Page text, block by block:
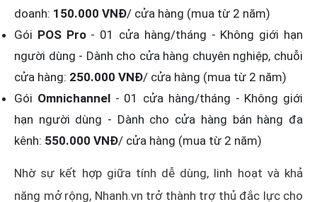
doanh: 150.000 VNĐ/ cửa hàng (mua từ 2 năm)
Gói POS Pro - 01 cửa hàng/tháng - Không giới hạn
người dùng - Dành cho cửa hàng chuyên nghiệp, chuỗi
cửa hàng: 250.000 VNĐ/ cửa hàng (mua từ 2 năm)
Gói Omnichannel - 01 cửa hàng/tháng - Không giới
hạn người dùng - Dành cho cửa hàng bán hàng đa
kênh: 550.000 VNĐ/ cửa hàng (mua từ 2 năm)
Nhờ sự kết hợp giữa tính dễ dùng, linh hoạt và khả
năng mở rộng, Nhanh.vn trở thành trợ thủ đắc lực cho